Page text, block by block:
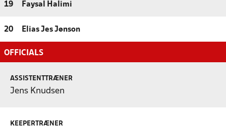
19 Faysal Halimi
20 Elias Jes Jønson
OFFICIALS
ASSISTENTTRÆNER
Jens Knudsen
KEEPERTRÆNER